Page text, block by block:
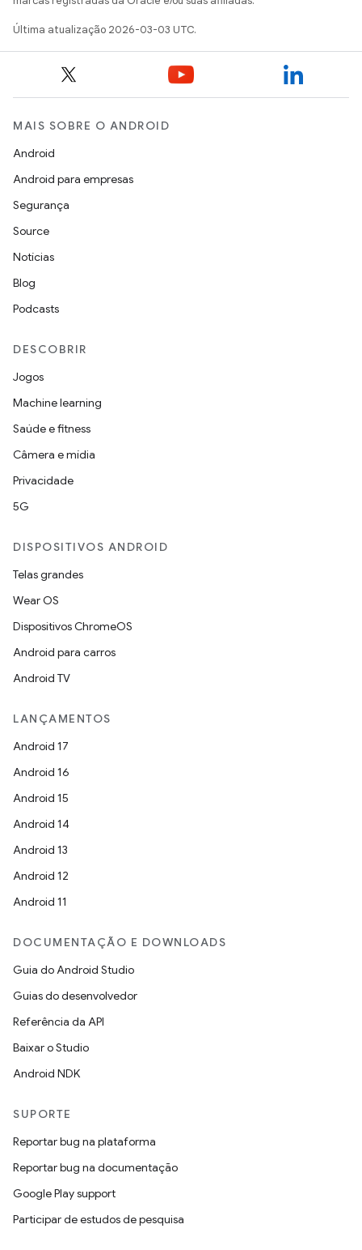
Última atualização 2026-03-03 UTC.
MAIS SOBRE O ANDROID
Android
Android para empresas
Segurança
Source
Notícias
Blog
Podcasts
DESCOBRIR
Jogos
Machine learning
Saúde e fitness
Câmera e mídia
Privacidade
5G
DISPOSITIVOS ANDROID
Telas grandes
Wear OS
Dispositivos ChromeOS
Android para carros
Android TV
LANÇAMENTOS
Android 17
Android 16
Android 15
Android 14
Android 13
Android 12
Android 11
DOCUMENTAÇÃO E DOWNLOADS
Guia do Android Studio
Guias do desenvolvedor
Referência da API
Baixar o Studio
Android NDK
SUPORTE
Reportar bug na plataforma
Reportar bug na documentação
Google Play support
Participar de estudos de pesquisa